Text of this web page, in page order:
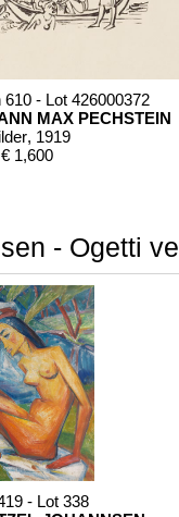
610 - Lot 426000372
MAX PECHSTEIN
, 1919
€ 1,600
- Ogetti
- Lot 338